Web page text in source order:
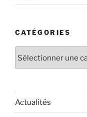
CATÉGORIES
Actualités